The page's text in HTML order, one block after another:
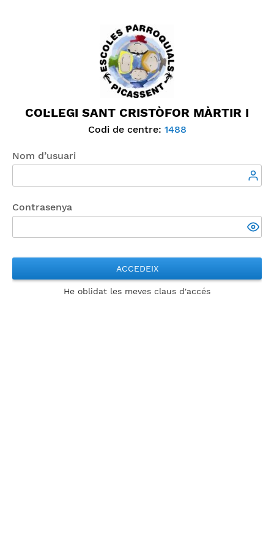
COL·LEGI SANT CRISTÒFOR MÀRTIR I
Codi de centre: 1488
Nom d’usuari
Contrasenya
ACCEDEIX
He oblidat les meves claus d'accés